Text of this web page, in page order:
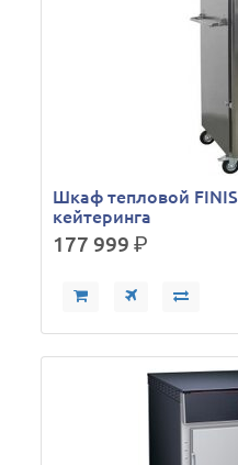
Шкаф тепловой
кейтеринга
177 999р.